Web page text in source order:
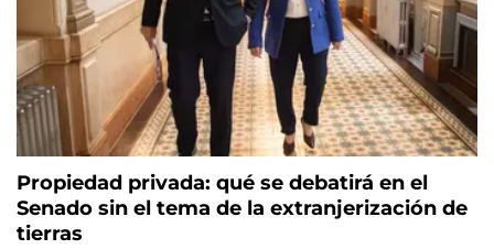
Propiedad privada: qué se debatirá en el
Senado sin el tema de la extranjerización de
tierras